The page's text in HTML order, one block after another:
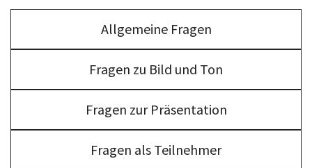
Allgemeine Fragen
Fragen zu Bild und Ton
Fragen zur Präsentation
Fragen als Teilnehmer